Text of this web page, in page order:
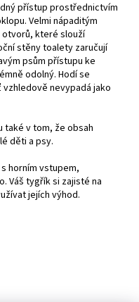
přístup prostřednictvím
Velmi nápaditým
které slouží
stěny toalety zaručují
psům přístupu ke
odolný. Hodí se
nevypadá jako
také v tom, že obsah
děti a psy.
horním vstupem,
Váš tygřík si zajisté na
jejích výhod.